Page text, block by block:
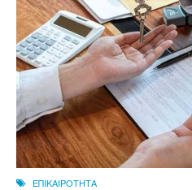
ΕΠΙΚΑΙΡΟΤΗΤΑ